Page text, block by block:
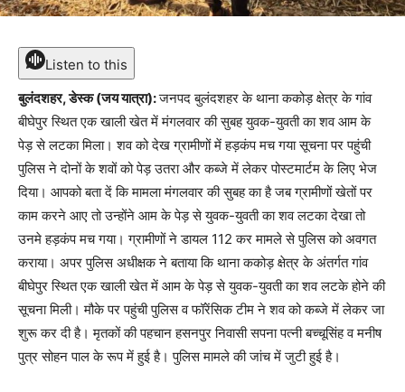
Listen to this
बुलंदशहर, डेस्क (जय यात्रा):जनपद बुलंदशहर के थाना ककोड़ क्षेत्र के गांव
बीघेपुर स्थित एक खाली खेत में मंगलवार की सुबह युवक-युवती का शव आम के
पेड़ से लटका मिला। शव को देख ग्रामीणों में हड़कंप मच गया सूचना पर पहुंची
पुलिस ने दोनों के शवों को पेड़ उतरा और कब्जे में लेकर पोस्टमार्टम के लिए भेज
दिया। आपको बता दें कि मामला मंगलवार की सुबह का है जब ग्रामीणों खेतों पर
काम करने आए तो उन्होंने आम के पेड़ से युवक-युवती का शव लटका देखा तो
उनमे हड़कंप मच गया। ग्रामीणों ने डायल 112 कर मामले से पुलिस को अवगत
कराया। अपर पुलिस अधीक्षक ने बताया कि थाना ककोड़ क्षेत्र के अंतर्गत गांव
बीघेपुर स्थित एक खाली खेत में आम के पेड़ से युवक-युवती का शव लटके होने की
सूचना मिली। मौके पर पहुंची पुलिस व फॉरेंसिक टीम ने शव को कब्जे में लेकर जा
शुरू कर दी है। मृतकों की पहचान हसनपुर निवासी सपना पत्नी बच्चूसिंह व मनीष
पुत्र सोहन पाल के रूप में हुई है। पुलिस मामले की जांच में जुटी हुई है।